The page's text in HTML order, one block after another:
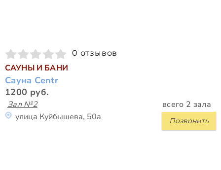
0 отзывов
САУНЫ И БАНИ
Сауна Centr
1200 руб.
Зал №2 всего 2 зала
Позвонить
улица Куйбышева, 50а